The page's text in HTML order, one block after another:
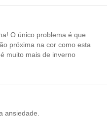
O único problema é que
próxima na cor como esta
muito mais de inverno
ansiedade.